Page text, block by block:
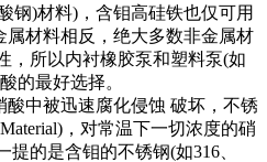
钢)材料)，含钼高硅铁也仅可用
材料相反，绝大多数非金属材
，所以内衬橡胶泵和塑料泵(如
的最好选择。
中被迅速腐化侵蚀 破坏，不锈
，对常温下一切浓度的硝
的是含钼的不锈钢(如316、